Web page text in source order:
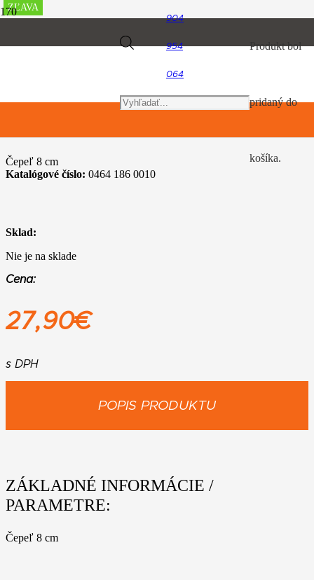
904
954
064
Products
search
Produktbol
pridaný do
košíka.
TIMBERSPORTS, hračky a predmety pre voľný čas
Zatvárací nožík
Čepeľ 8 cm
Katalógové číslo: 0464 186 0010
Sklad:
Nie je na sklade
Cena:
27,90€
s DPH
POPIS PRODUKTU
ZÁKLADNÉ INFORMÁCIE /
PARAMETRE:
Čepeľ 8 cm
ZĽAVA
ZĽAVA
ZĽAVA
ZĽAVA